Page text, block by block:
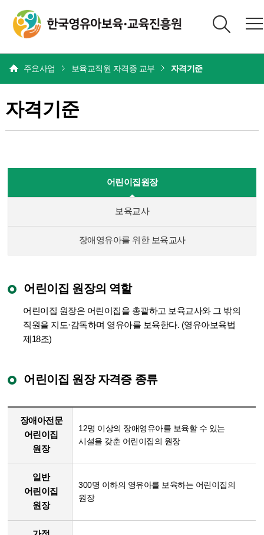
주요사업 보육교직원 자격증 교부 자격기준
자격기준
어린이집원장
보육교사
장애영유아를 위한 보육교사
어린이집 원장의 역할
어린이집 원장은 어린이집을 총괄하고 보육교사와 그 밖의
직원을 지도·감독하며 영유아를 보육한다. (영유아보육법
제18조)
어린이집 원장 자격증 종류
장애아전문
어린이집
원장
12명 이상의 장애영유아를 보육할 수 있는
시설을 갖춘 어린이집의 원장
일반
어린이집
원장
300명 이하의 영유아를 보육하는 어린이집의
원장